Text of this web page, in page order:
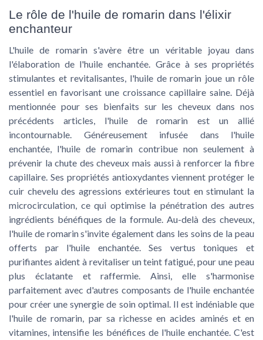
Le rôle de l'huile de romarin dans l'élixir
enchanteur
L'huile de romarin s'avère être un véritable joyau dans
l'élaboration de l'huile enchantée. Grâce à ses propriétés
stimulantes et revitalisantes, l'huile de romarin joue un rôle
essentiel en favorisant une croissance capillaire saine. Déjà
mentionnée pour ses bienfaits sur les cheveux dans nos
précédents articles, l'huile de romarin est un allié
incontournable. Généreusement infusée dans l'huile
enchantée, l'huile de romarin contribue non seulement à
prévenir la chute des cheveux mais aussi à renforcer la fibre
capillaire. Ses propriétés antioxydantes viennent protéger le
cuir chevelu des agressions extérieures tout en stimulant la
microcirculation, ce qui optimise la pénétration des autres
ingrédients bénéfiques de la formule. Au-delà des cheveux,
l'huile de romarin s'invite également dans les soins de la peau
offerts par l'huile enchantée. Ses vertus toniques et
purifiantes aident à revitaliser un teint fatigué, pour une peau
plus éclatante et raffermie. Ainsi, elle s'harmonise
parfaitement avec d'autres composants de l'huile enchantée
pour créer une synergie de soin optimal. Il est indéniable que
l'huile de romarin, par sa richesse en acides aminés et en
vitamines, intensifie les bénéfices de l'huile enchantée. C'est